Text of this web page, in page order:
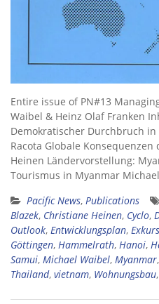
Entire issue of PN#13
Waibel & Heinz Olaf Franken
Demokratischer Durchbruch
Racota Globale
Heinen Ländervorstellung:
Tourismus in Myanmar
Pacific News, Publications
Blazek, Christiane Heinen, Cyclo,
Outlook, Entwicklungsplan,
Göttingen, Hammelrath, Hanoi,
Samui, Michael Waibel, Myanmar,
Thailand, vietnam, Wohnungsbau,